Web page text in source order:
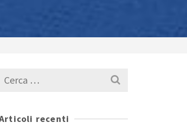
Cerca
per:
recenti